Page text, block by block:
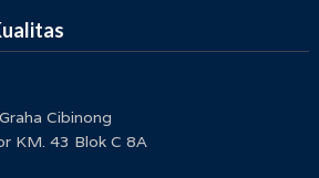
Cibinong
KM. 43 Blok C 8A